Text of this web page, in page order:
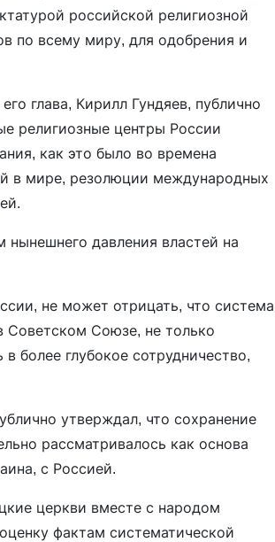
российской религиозной
по всему миру, для одобрения и
глава, Кирилл Гундяев, публично
религиозные центры России
как это было во времена
в мире, резолюции международных
нынешнего давления властей на
не может отрицать, что система
Советском Союзе, не только
более глубокое сотрудничество,
утверждал, что сохранение
рассматривалось как основа
с Россией.
церкви вместе с народом
фактам систематической